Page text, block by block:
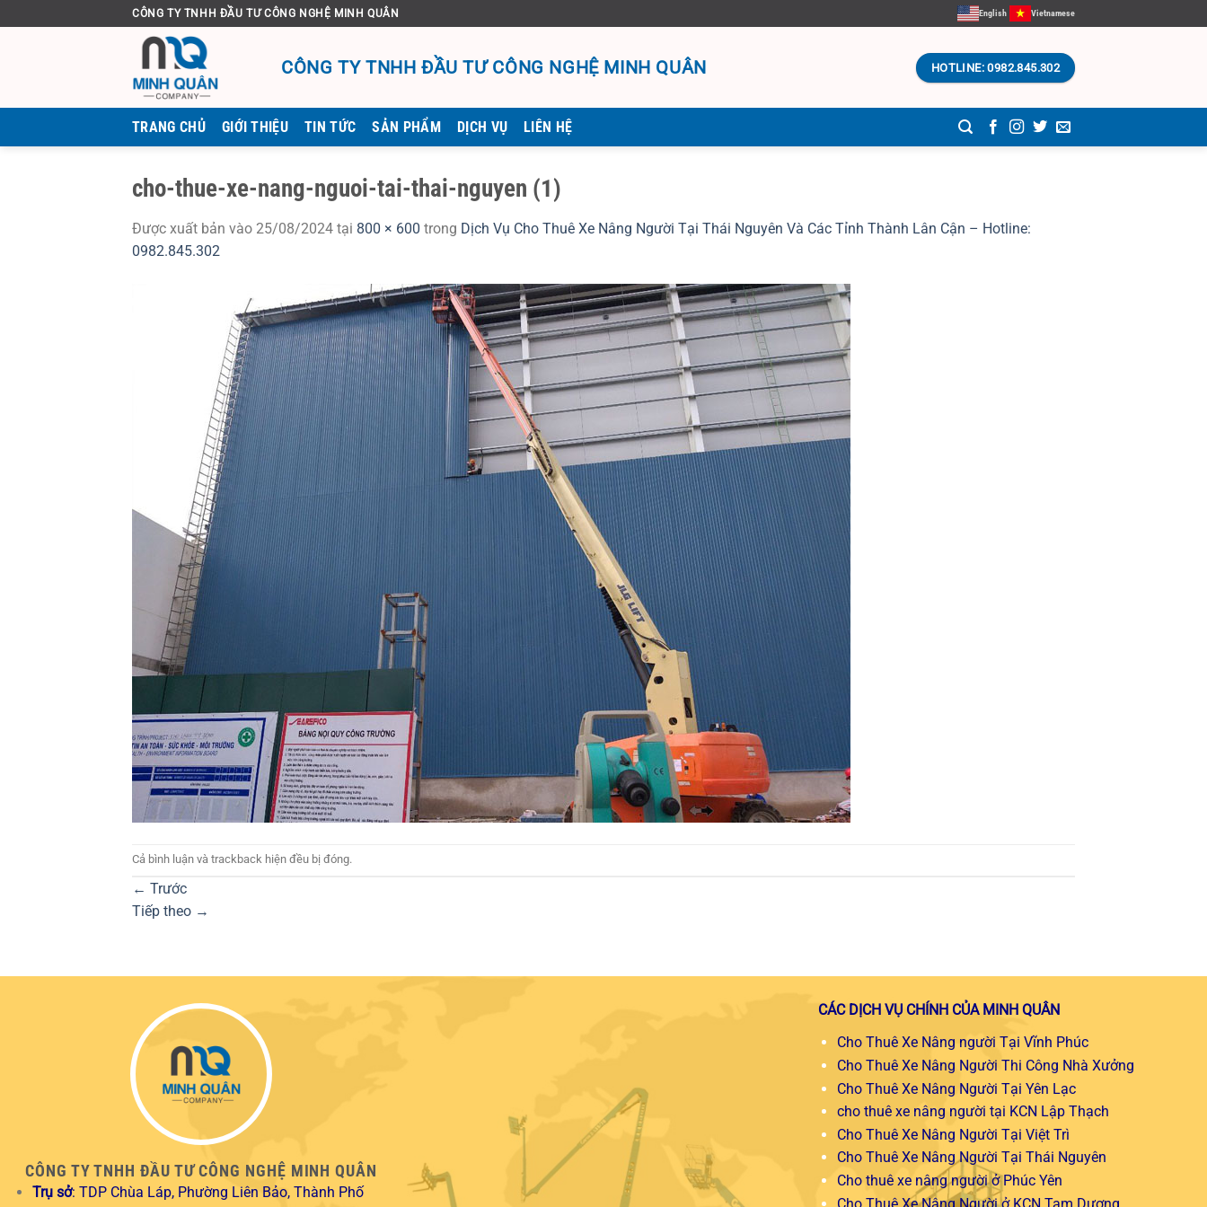
qua
CÔNG TY TNHH ĐẦU TƯ CÔNG NGHỆ MINH QUÂN English Vietnamese
CÔNG TY TNHH ĐẦU TƯ CÔNG NGHỆ MINH QUÂN HOTLINE: 0982.845.302
TRANG CHỦ GIỚI THIỆU TIN TỨC SẢN PHẨM DỊCH VỤ LIÊN HỆ
cho-thue-xe-nang-nguoi-tai-thai-nguyen (1)
Được xuất bản vào 25/08/2024 tại 800 × 600 trong Dịch Vụ Cho Thuê Xe Nâng Người Tại Thái Nguyên Và Các Tỉnh Thành Lân Cận – Hotline:
0982.845.302
Cả bình luận và trackback hiện đều bị đóng.
← Trước
Tiếp theo →
CÔNG TY TNHH ĐẦU TƯ CÔNG NGHỆ MINH QUÂN
Trụ sở: TDP Chùa Láp, Phường Liên Bảo, Thành Phố
CÁC DỊCH VỤ CHÍNH CỦA MINH QUÂN
Cho Thuê Xe Nâng người Tại Vĩnh Phúc
Cho Thuê Xe Nâng Người Thi Công Nhà Xưởng
Cho Thuê Xe Nâng Người Tại Yên Lạc
cho thuê xe nâng người tại KCN Lập Thạch
Cho Thuê Xe Nâng Người Tại Việt Trì
Cho Thuê Xe Nâng Người Tại Thái Nguyên
Cho thuê xe nâng người ở Phúc Yên
Cho Thuê Xe Nâng Người ở KCN Tam Dương